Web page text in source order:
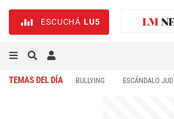
ESCUCHÁ LU5
TEMAS DEL DÍA BULLYING ESCÁNDALO